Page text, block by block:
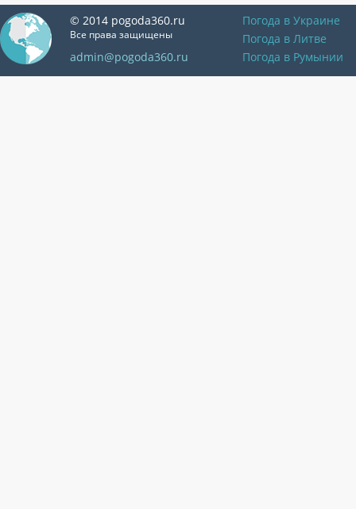
© 2014 pogoda360.ru
Все права защищены
admin@pogoda360.ru
Погода в Украине
Погода в Литве
Погода в Румынии